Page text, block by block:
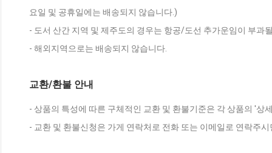
요일 및 공휴일에는 배송되지 않습니다.)
- 도서 산간 지역 및 제주도의 경우는 항공/도선 추가운임이 부과
- 해외지역으로는 배송되지 않습니다.
교환/환불 안내
- 상품의 특성에 따른 구체적인 교환 및 환불기준은 각 상품의 '상
- 교환 및 환불신청은 가게 연락처로 전화 또는 이메일로 연락주